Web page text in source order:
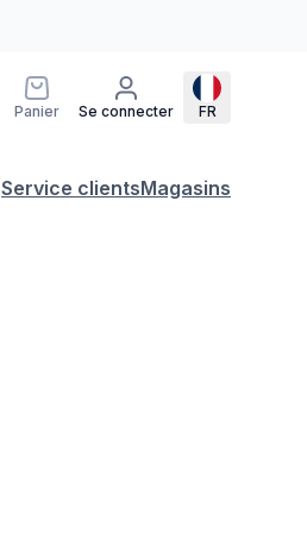
Panier Se connecter FR
Service clientsMagasins